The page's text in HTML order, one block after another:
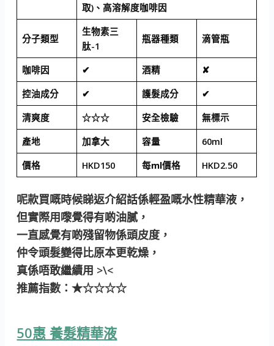
取)、高溶解度咖啡因
分子類型
生物素三
肽-1
瓶器種類 滴管瓶
咖啡因 ✔ 酒精
✘
控油成分
✔ 護髮成分
✔
清爽度
☆☆☆ 安全檢驗
無標示
產地
加拿大 容量
60ml
價格
HKD150 每ml價格 HKD2.50
呢款買嘅時候睇返介紹話係輕盈嘅水性精華液，
但實際用嚟覺得有啲油膩，
一直感覺有啲殘留物係頭皮度，
仲令頭髮變得比原本更乾燥，
真係唔敢繼續用 >\<
推薦指數 ：★☆☆☆☆
50惠 養髮精華液